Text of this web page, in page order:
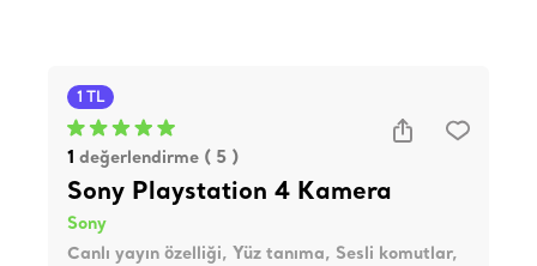
1 TL
1 değerlendirme ( 5 )
Sony Playstation 4 Kamera
Sony
Canlı yayın özelliği, Yüz tanıma, Sesli komutlar,